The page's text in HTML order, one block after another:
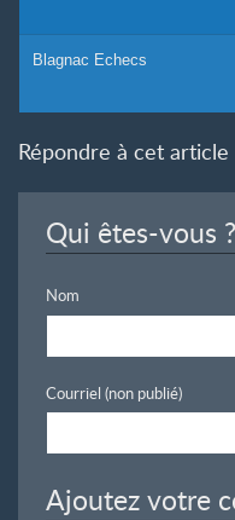
Blagnac Echecs
Répondre à cet article
Qui êtes-vous ?
Nom
Courriel (non publié)
Ajoutez votre